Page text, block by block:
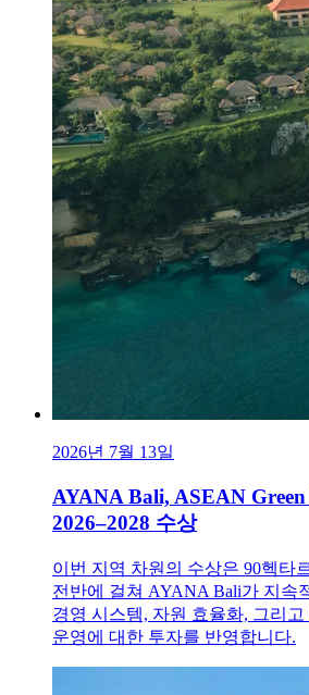
2026년 7월 13일
AYANA Bali, ASEAN
2026–2028 수상
이번 지역 차원의 수상은 90헥타
전반에 걸쳐 AYANA Bali가 지속
경영 시스템, 자원 효율화, 그리
운영에 대한 투자를 반영합니다.